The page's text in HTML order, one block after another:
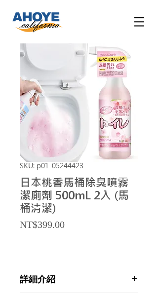
SKU: p01_05244423
日本桃香馬桶除臭噴霧
潔廁劑 500mL 2入 (馬
桶清潔)
NT$399.00Price
詳細介紹